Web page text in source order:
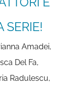
SERIE!
Amadei,
Del Fa,
Radulescu,